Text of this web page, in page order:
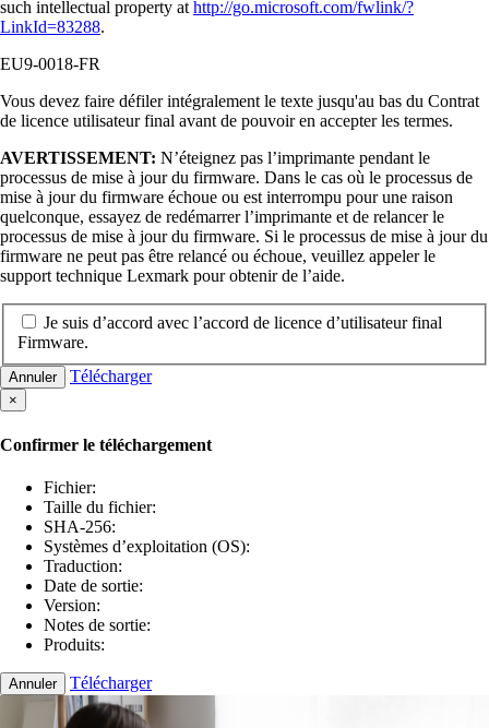
such intellectual property at http://go.microsoft.com/fwlink/?
LinkId=83288.
EU9-0018-FR
Vous devez faire défiler intégralement le texte jusqu'au bas du Contrat
de licence utilisateur final avant de pouvoir en accepter les termes.
AVERTISSEMENT: N’éteignez pas l’imprimante pendant le
processus de mise à jour du firmware. Dans le cas où le processus de
mise à jour du firmware échoue ou est interrompu pour une raison
quelconque, essayez de redémarrer l’imprimante et de relancer le
processus de mise à jour du firmware. Si le processus de mise à jour du
firmware ne peut pas être relancé ou échoue, veuillez appeler le
support technique Lexmark pour obtenir de l’aide.
Je suis d’accord avec l’accord de licence d’utilisateur final
Firmware.
Annuler Télécharger
×
Confirmer le téléchargement
Fichier:
Taille du fichier:
SHA-256:
Systèmes d’exploitation (OS):
Traduction:
Date de sortie:
Version:
Notes de sortie:
Produits:
Annuler Télécharger